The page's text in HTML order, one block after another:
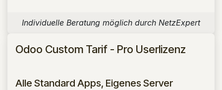
Individuelle Beratung möglich durch NetzExpert
Odoo Custom Tarif - Pro Userlizenz
Alle Standard Apps, Eigenes Server